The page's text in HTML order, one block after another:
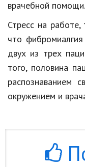
врачебной помощи.
Стресс на
что фибромиалгия
двух из трех
того, половина
распознаванием
окружением и